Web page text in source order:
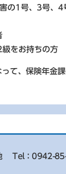
の1号、3号、4
をお持ちの方
て、保険年金
Tel：0942-